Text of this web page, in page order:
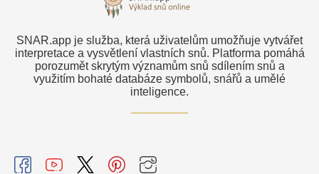
SNAR.app je služba, která uživatelům umožňuje vytvářet
interpretace a vysvětlení vlastních snů. Platforma pomáhá
porozumět skrytým významům snů sdílením snů a
využitím bohaté databáze symbolů, snářů a umělé
inteligence.